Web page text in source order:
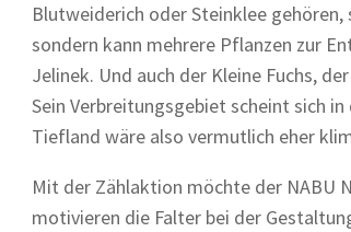
Blutweiderich oder Steinklee
sondern kann mehrere Pflanzen zur
Jelinek. Und auch der Kleine Fuchs,
Sein Verbreitungsgebiet scheint sich
Tiefland wäre also vermutlich eher
Mit der Zählaktion möchte der NABU
motivieren die Falter bei der